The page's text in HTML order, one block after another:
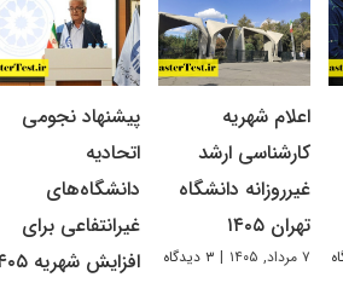
اعلام شهریه
کارشناسی ارشد
غیرروزانه دانشگاه
تهران ۱۴۰۵
۷ مرداد, ۱۴۰۵ | ۳ دیدگاه
پیشنهاد نجومی
اتحادیه
دانشگاه‌های
غیرانتفاعی برای
افزایش شهریه ۱۴۰۵